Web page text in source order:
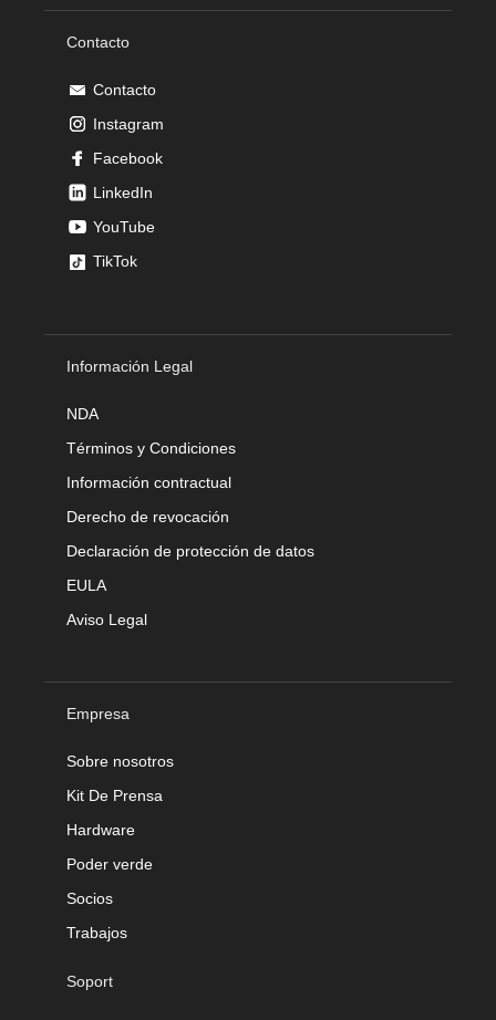
Contacto
Contacto
Instagram
Facebook
LinkedIn
YouTube
TikTok
Información Legal
NDA
Términos y Condiciones
Información contractual
Derecho de revocación
Declaración de protección de datos
EULA
Aviso Legal
Empresa
Sobre nosotros
Kit De Prensa
Hardware
Poder verde
Socios
Trabajos
Soport